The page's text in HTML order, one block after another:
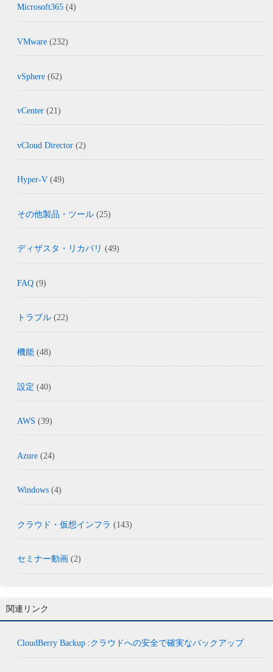
Microsoft365 (4)
VMware (232)
vSphere (62)
vCenter (21)
vCloud Director (2)
Hyper-V (49)
その他製品・ツール (25)
ディザスタ・リカバリ (49)
FAQ (9)
トラブル (22)
機能 (48)
設定 (40)
AWS (39)
Azure (24)
Windows (4)
クラウド・仮想インフラ (143)
セミナー動画 (2)
関連リンク
CloudBerry Backup :クラウドへの安全で確実なバックアップ